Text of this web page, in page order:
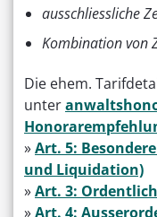
ausschliessliche
Kombination von
Die ehem.
unter
»Art. 5:
und Liquidation)
»Art. 3:
»Art. 4: